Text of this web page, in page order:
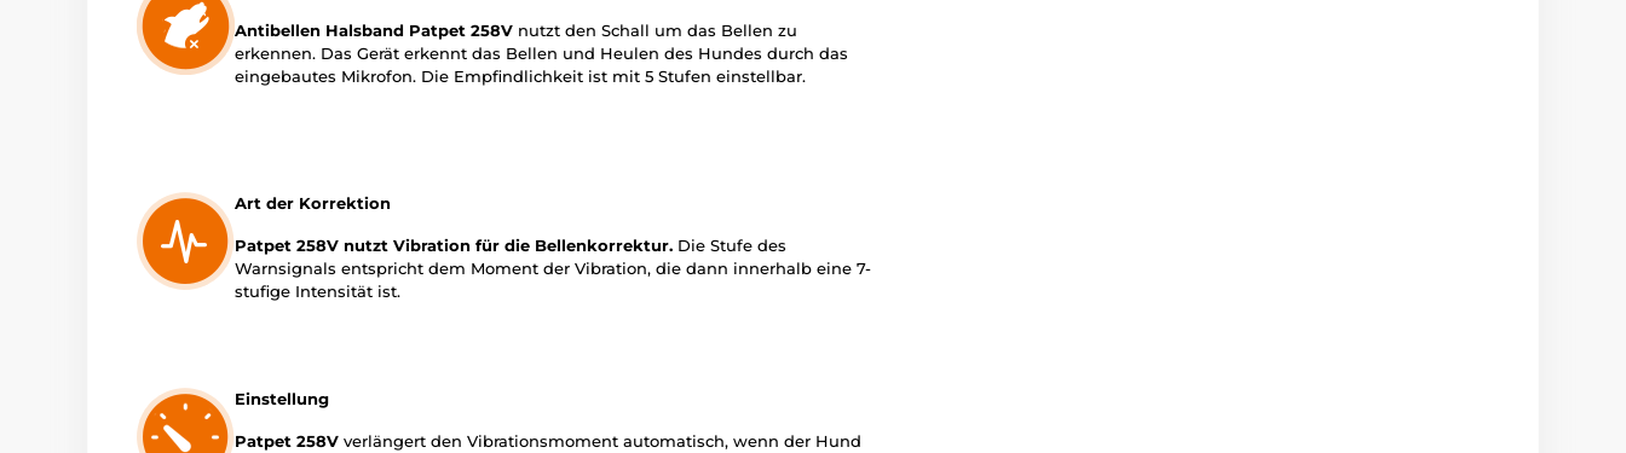
Antibellen Halsband Patpet 258V nutzt den Schall um das Bellen zu
erkennen. Das Gerät erkennt das Bellen und Heulen des Hundes durch das
eingebautes Mikrofon. Die Empfindlichkeit ist mit 5 Stufen einstellbar.
Art der Korrektion
Patpet 258V nutzt Vibration für die Bellenkorrektur. Die Stufe des
Warnsignals entspricht dem Moment der Vibration, die dann innerhalb eine 7-
stufige Intensität ist.
Einstellung
Patpet 258V verlängert den Vibrationsmoment automatisch, wenn der Hund